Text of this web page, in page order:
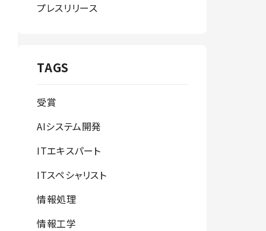
プレスリリース
TAGS
受賞
AIシステム開発
ITエキスパート
ITスペシャリスト
情報処理
情報工学